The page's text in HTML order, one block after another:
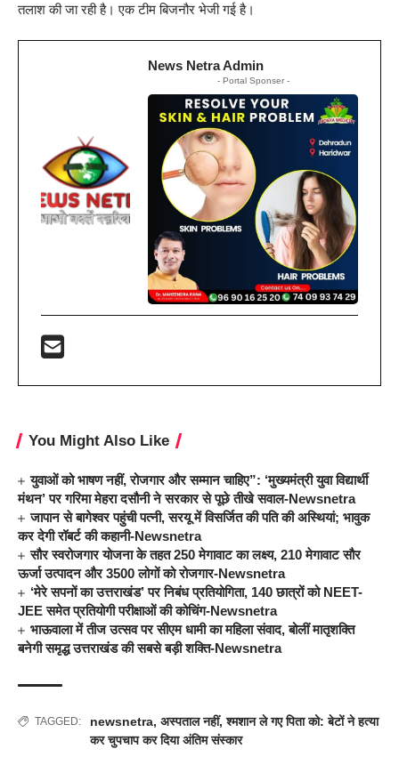
तलाश की जा रही है। एक टीम बिजनौर भेजी गई है।
News Netra Admin
- Portal Sponser -
You Might Also Like
युवाओं को भाषण नहीं, रोजगार और सम्मान चाहिए”: ‘मुख्यमंत्री युवा विद्यार्थी
मंथन’ पर गरिमा मेहरा दसौनी ने सरकार से पूछे तीखे सवाल-Newsnetra
जापान से बागेश्वर पहुंची पत्नी, सरयू में विसर्जित की पति की अस्थियां; भावुक
कर देगी रॉबर्ट की कहानी-Newsnetra
सौर स्वरोजगार योजना के तहत 250 मेगावाट का लक्ष्य, 210 मेगावाट सौर
ऊर्जा उत्पादन और 3500 लोगों को रोजगार-Newsnetra
‘मेरे सपनों का उत्तराखंड’ पर निबंध प्रतियोगिता, 140 छात्रों को NEET-
JEE समेत प्रतियोगी परीक्षाओं की कोचिंग-Newsnetra
भाऊवाला में तीज उत्सव पर सीएम धामी का महिला संवाद, बोलीं मातृशक्ति
बनेगी समृद्ध उत्तराखंड की सबसे बड़ी शक्ति-Newsnetra
TAGGED: newsnetra, अस्पताल नहीं,श्मशान ले गए पिता को: बेटों ने हत्या
कर चुपचाप कर दिया अंतिम संस्कार